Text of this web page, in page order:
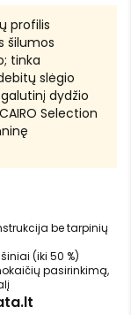
profilis
šilumos
tinka
slėgio
dydžio
Selection
be tarpinių
(iki 50 %)
pasirinkimą,